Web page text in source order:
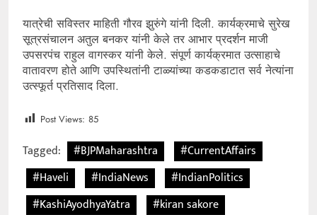
यात्रेची सविस्तर माहिती गौरव झुरुंगे यांनी दिली. कार्यक्रमाचे सुरेख
सूत्रसंचालन अतुल बनकर यांनी केले तर आभार प्रदर्शन माजी
उपसरपंच राहुल वागस्कर यांनी केले. संपूर्ण कार्यक्रमात उत्साहाचे
वातावरण होते आणि उपस्थितांनी टाळ्यांच्या कडकडाटात सर्व नेत्यांना
उत्स्फूर्त प्रतिसाद दिला.
Post Views: 85
Tagged: #BJPMaharashtra
#CurrentAffairs
#Haveli
#IndiaNews
#IndianPolitics
#KashiAyodhyaYatra
#kiran sakore